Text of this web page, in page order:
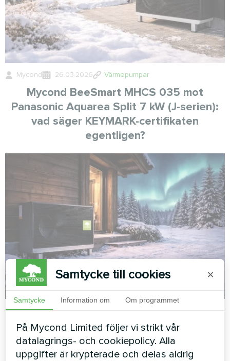
Mycond 26.03.2026 Värmepumpar
Mycond BeeSmart MHCS 035 mot
Panasonic Aquarea Split 7 kW (J-serien):
vad säger KEYMARK-certifikaten
egentligen?
Mycond
Mycond BeeSmart MHCS 035 mot Vaillant
aroTHERM Split VWL 85/7.2: värmepumpar
bedöms efter intyg, inte broschyr
Samtycke till cookies ×
Samtycke Information om Om programmet
På Mycond Limited följer vi strikt vår
datalagrings- och cookiepolicy. Alla
uppgifter är krypterade och delas aldrig